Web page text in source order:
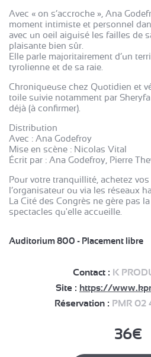
Avec « on s’accroche », Ana
moment intimiste et personnel
avec un oeil aiguisé les failles de
plaisante bien sûr.
Elle parle majoritairement d’un
tyrolienne et de sa raie.
Chroniqueuse chez Quotidien et
toile suivie notamment par Sheryfa
déjà (à confirmer).
Distribution
Avec : Ana Godefroy
Mise en scène : Nicolas Vital
Écrit par : Ana Godefroy, Pierre
Pour votre tranquillité, achetez
l’organisateur ou via les réseaux
La Cité des Congrès ne gère pas
spectacles qu'elle accueille.
Auditorium 800 - Placement libre
Contact : K
Site : https://
Réservation : PMR 02
36€